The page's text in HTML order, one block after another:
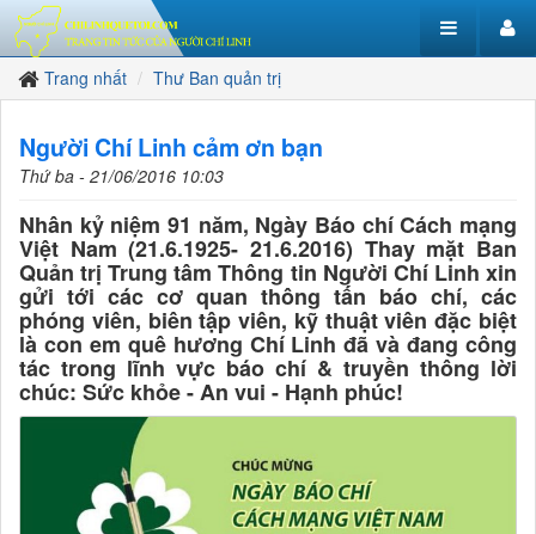
Trang nhất Thư Ban quản trị
Người Chí Linh cảm ơn bạn
Thứ ba - 21/06/2016 10:03
Nhân kỷ niệm 91 năm, Ngày Báo chí Cách mạng
Việt Nam (21.6.1925- 21.6.2016) Thay mặt Ban
Quản trị Trung tâm Thông tin Người Chí Linh xin
gửi tới các cơ quan thông tấn báo chí, các
phóng viên, biên tập viên, kỹ thuật viên đặc biệt
là con em quê hương Chí Linh đã và đang công
tác trong lĩnh vực báo chí & truyền thông lời
chúc: Sức khỏe - An vui - Hạnh phúc!